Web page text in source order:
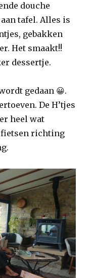
douche
tafel. Alles is
gebakken
Het smaakt!!
dessertje.
gedaan 😀.
De H’tjes
heel wat
fietsen richting